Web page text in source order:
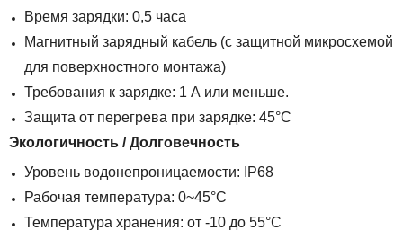
Время зарядки: 0,5 часа
Магнитный зарядный кабель (с защитной микросхемой
для поверхностного монтажа)
Требования к зарядке: 1 А или меньше.
Защита от перегрева при зарядке: 45°C
Экологичность / Долговечность
Уровень водонепроницаемости: IP68
Рабочая температура: 0~45°C
Температура хранения: от -10 до 55°C